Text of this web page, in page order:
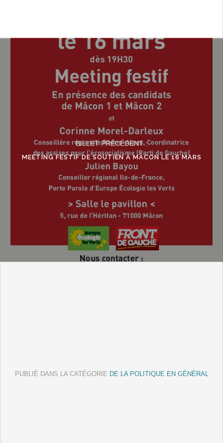
BILLET PRÉCÉDENT :
MEETING FESTIF DE SOUTIEN À MÂCON LE 16 MARS
PUBLIÉ DANS LA CATÉGORIE DE LA POLITIQUE EN GÉNÉRAL